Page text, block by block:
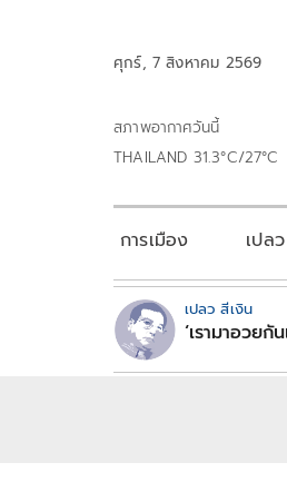
ศุกร์, 7 สิงหาคม 2569
สภาพอากาศวันนี้
THAILAND 31.3°C/27°C
การเมือง เปล
เปลว สีเงิน
‘เรามาอวยกั